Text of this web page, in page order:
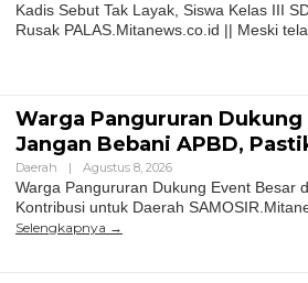
Kadis Sebut Tak Layak, Siswa Kelas III
Rusak PALAS.Mitanews.co.id || Meski
Warga Pangururan
Jangan Bebani APBD,
Daerah | Agustus 8, 2026
Warga Pangururan Dukung Event Besar
Kontribusi untuk Daerah
Selengkapnya